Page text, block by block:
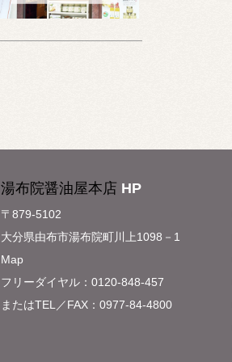
湯布院醤油屋本店 HP
〒879-5102
大分県由布市湯布院町川上1098－1
Map
フリーダイヤル：0120-848-457
またはTEL／FAX：0977-84-4800